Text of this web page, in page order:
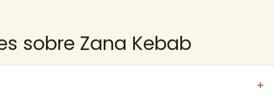
sobre Zana Kebab